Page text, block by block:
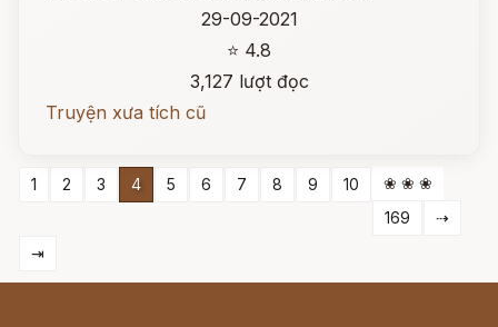
29-09-2021
⭐ 4.8
3,127 lượt đọc
Truyện xưa tích cũ
1 2 3 4 5 6 7 8 9 10
❀ ❀ ❀
169
⇢
⇥